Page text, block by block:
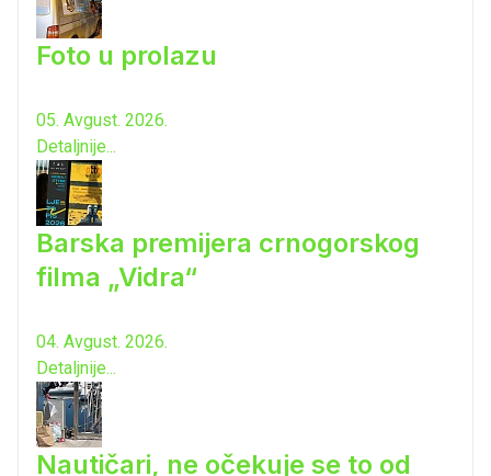
Foto u prolazu
05. Avgust. 2026.
Detaljnije...
Barska premijera crnogorskog
filma „Vidra“
04. Avgust. 2026.
Detaljnije...
Nautičari, ne očekuje se to od